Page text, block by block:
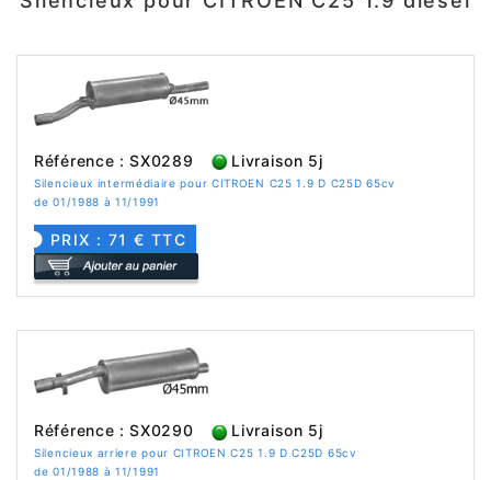
Référence : SX0289 Livraison 5j
Silencieux intermédiaire pour CITROEN C25 1.9 D C25D 65cv
de 01/1988 à 11/1991
PRIX : 71 € TTC
Référence : SX0290 Livraison 5j
Silencieux arriere pour CITROEN C25 1.9 D C25D 65cv
de 01/1988 à 11/1991